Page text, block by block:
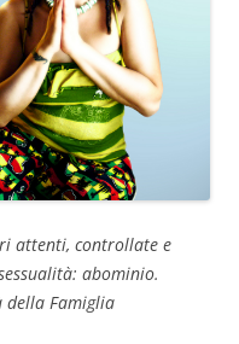
attenti, controllate e
abominio.
della Famiglia